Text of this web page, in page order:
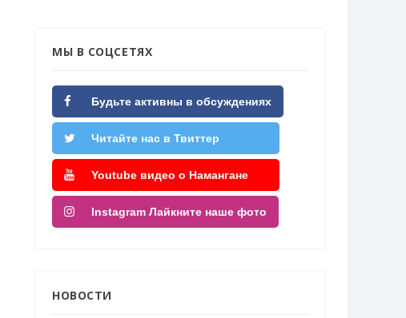
МЫ В СОЦСЕТЯХ
Будьте активны в обсуждениях
Читайте нас в Твиттер
Youtube видео о Намангане
Instagram Лайкните наше фото
НОВОСТИ